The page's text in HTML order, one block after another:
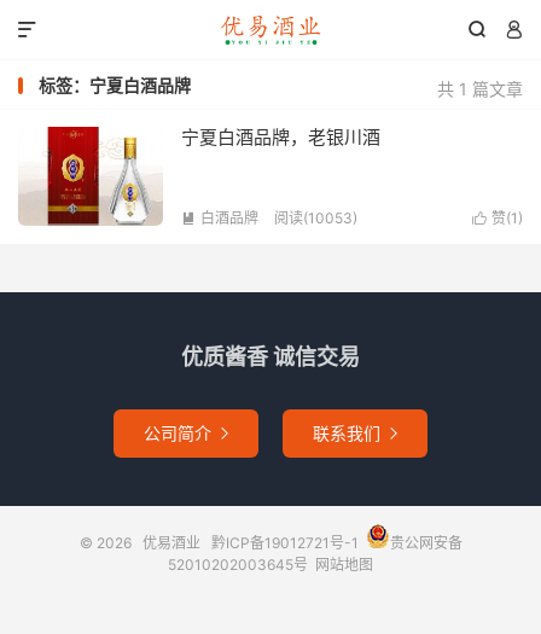
 

共 1 篇文章
标签：宁夏白酒品牌
宁夏白酒品牌，老银川酒
 赞(1 )
 白酒品牌 阅读(10053)
优质酱香 诚信交易
公司简介  联系我们 
© 2026 优易酒业 黔ICP备19012721号-1
贵公网安备
52010202003645号 网站地图